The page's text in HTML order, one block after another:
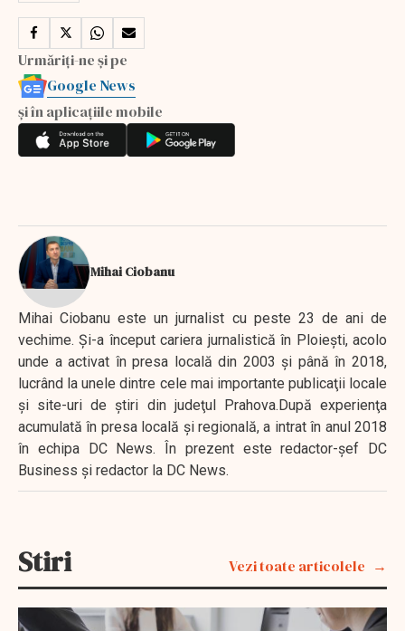
Urmăriți-ne și pe
Google News
și în aplicațiile mobile
Mihai Ciobanu
Mihai Ciobanu este un jurnalist cu peste 23 de ani de
vechime. Şi-a început cariera jurnalistică în Ploieşti, acolo
unde a activat în presa locală din 2003 şi până în 2018,
lucrând la unele dintre cele mai importante publicaţii locale
şi site-uri de ştiri din judeţul Prahova.După experienţa
acumulată în presa locală şi regională, a intrat în anul 2018
în echipa DC News. În prezent este redactor-şef DC
Business şi redactor la DC News.
Stiri Vezi toate articolele